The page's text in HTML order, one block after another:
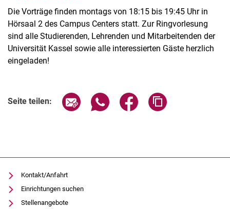
Die Vorträge finden montags von 18:15 bis 19:45 Uhr in
Hörsaal 2 des Campus Centers statt. Zur Ringvorlesung
sind alle Studierenden, Lehrenden und Mitarbeitenden der
Universität Kassel sowie alle interessierten Gäste herzlich
eingeladen!
Seite teilen: Seite über E-Mail teilen
Seite über WhatsApp teilen
Seite über Facebook
Kontakt/Anfahrt
Einrichtungen suchen
Stellenangebote